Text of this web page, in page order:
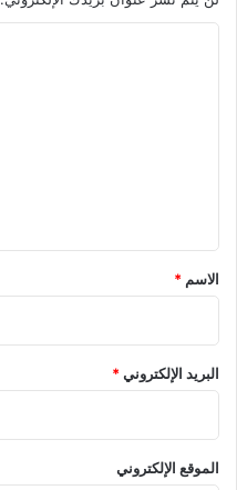
*
الاسم *
البريد الإلكتروني*
الموقع الإلكتروني